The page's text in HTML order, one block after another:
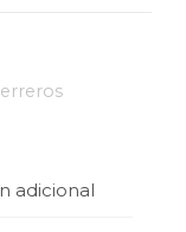
adicional